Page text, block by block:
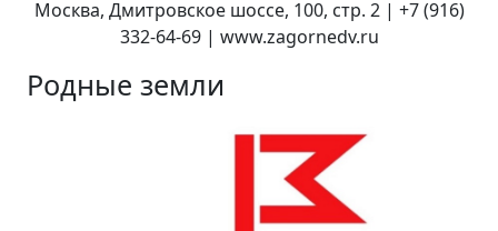
Москва, Дмитровское шоссе, 100, стр. 2 | +7 (916)
332-64-69 | www.zagornedv.ru
Родные земли